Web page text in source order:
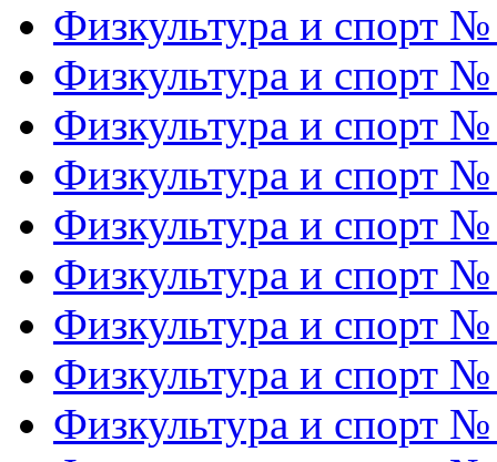
Физкультура и спорт
Физкультура и спорт
Физкультура и спорт
Физкультура и спорт
Физкультура и спорт
Физкультура и спорт
Физкультура и спорт
Физкультура и спорт
Физкультура и спорт